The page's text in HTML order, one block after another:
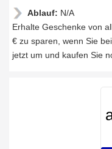
Ablauf: N/A
Erhalte Geschenke von
€ zu sparen, wenn Sie
jetzt um und kaufen Sie